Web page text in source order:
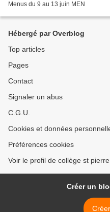
Menus du 9 au 13 juin MEN
Hébergé par Overblog
Top articles
Pages
Contact
Signaler un abus
C.G.U.
Cookies et données
Préférences cookies
Voir le profil de collège st
Créer un